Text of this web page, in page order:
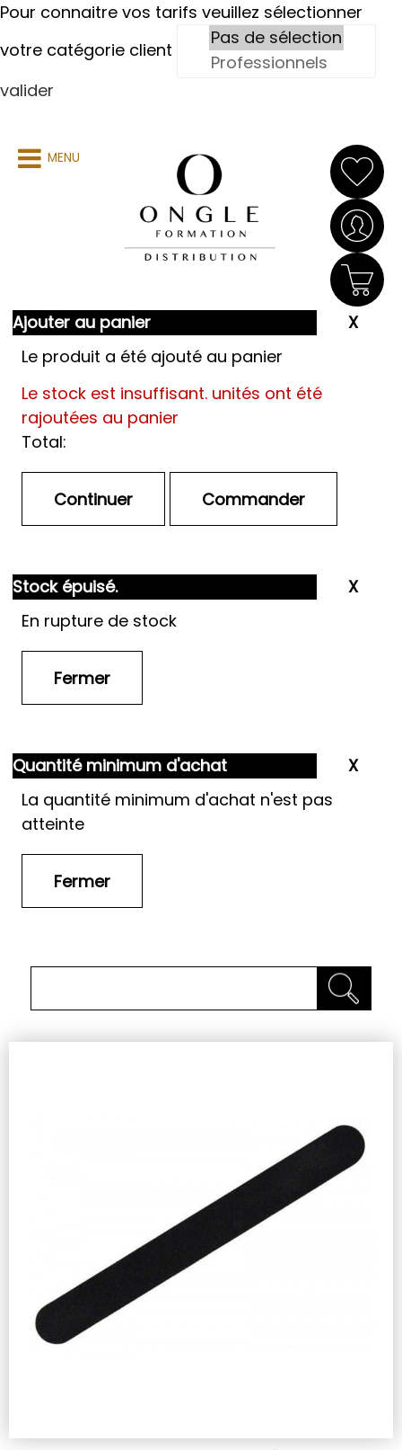
Pour connaitre vos tarifs veuillez sélectionner
votre catégorie client
valider
MENU
Ajouter au panier
Le produit a été ajouté au panier
Le stock est insuffisant. unités ont été
rajoutées au panier
Total:
Stock épuisé.
En rupture de stock
Quantité minimum d'achat
La quantité minimum d'achat n'est pas
atteinte